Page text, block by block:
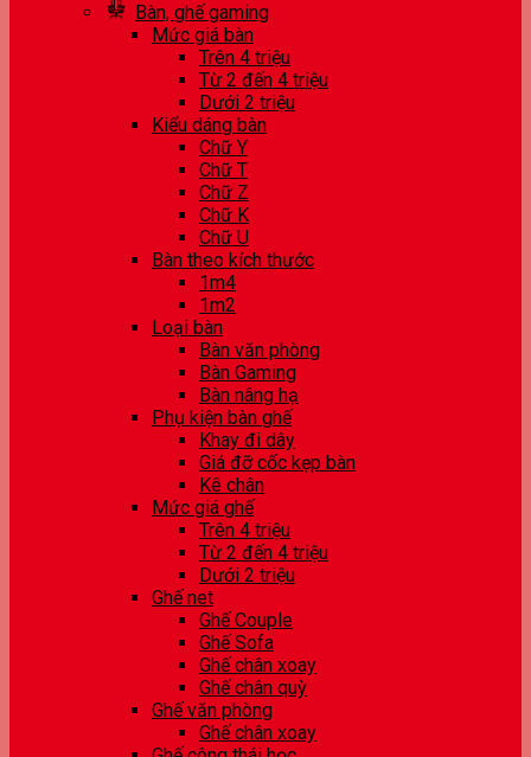
Bàn, ghế gaming
Mức giá bàn
Trên 4 triệu
Từ 2 đến 4 triệu
Dưới 2 triệu
Kiểu dáng bàn
Chữ Y
Chữ T
Chữ Z
Chữ K
Chữ U
Bàn theo kích thước
1m4
1m2
Loại bàn
Bàn văn phòng
Bàn Gaming
Bàn nâng hạ
Phụ kiện bàn ghế
Khay đi dây
Giá đỡ cốc kẹp bàn
Kê chân
Mức giá ghế
Trên 4 triệu
Từ 2 đến 4 triệu
Dưới 2 triệu
Ghế net
Ghế Couple
Ghế Sofa
Ghế chân xoay
Ghế chân quỳ
Ghế văn phòng
Ghế chân xoay